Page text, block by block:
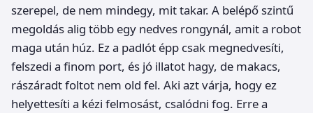
szerepel, de nem mindegy, mit takar. A belépő szintű
megoldás alig több egy nedves rongynál, amit a robot
maga után húz. Ez a padlót épp csak megnedvesíti,
felszedi a finom port, és jó illatot hagy, de makacs,
rászáradt foltot nem old fel. Aki azt várja, hogy ez
helyettesíti a kézi felmosást, csalódni fog. Erre a